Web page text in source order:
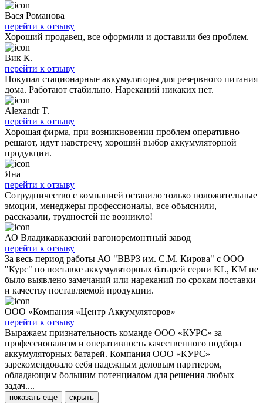
Вася Романова
перейти к отзыву
Хороший продавец, все оформили и доставили без проблем.
Вик К.
перейти к отзыву
Покупал стационарные аккумуляторы для резервного питания
дома. Работают стабильно. Нареканий никаких нет.
Alexandr T.
перейти к отзыву
Хорошая фирма, при возникновении проблем оперативно
решают, идут навстречу, хороший выбор аккумуляторной
продукции.
Яна
перейти к отзыву
Сотрудничество с компанией оставило только положительные
эмоции, менеджеры профессионалы, все объяснили,
рассказали, трудностей не возникло!
АО Владикавказский вагоноремонтный завод
перейти к отзыву
За весь период работы АО "ВВРЗ им. С.М. Кирова" с ООО
"Курс" по поставке аккумуляторных батарей серии KL, KM не
было выявлено замечаний или нареканий по срокам поставки
и качеству поставляемой продукции.
ООО «Компания «Центр Аккумуляторов»
перейти к отзыву
Выражаем признательность команде ООО «КУРС» за
профессионализм и оперативность качественного подбора
аккумуляторных батарей. Компания ООО «КУРС»
зарекомендовало себя надежным деловым партнером,
обладающим большим потенциалом для решения любых
задач....
показать еще скрыть